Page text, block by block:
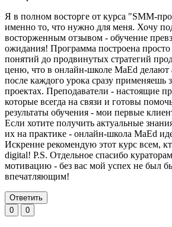
Я в полном восторге от курса "SMM-
именно то, что нужно для меня. Хочу
восторженным отзывом - обучение
ожидания! Программа построена просто
понятий до продвинутых стратегий
ценю, что в онлайн-школе MaEd делают
после каждого урока сразу применяешь
проектах. Преподаватели - настоящие
которые всегда на связи и готовы
результаты обучения - мои первые
Если хотите получить актуальные
их на практике - онлайн-школа MaEd
Искренне рекомендую этот курс всем,
digital! P.S. Отдельное спасибо
мотивацию - без вас мой успех не был
впечатляющим!
Ответить
0
0